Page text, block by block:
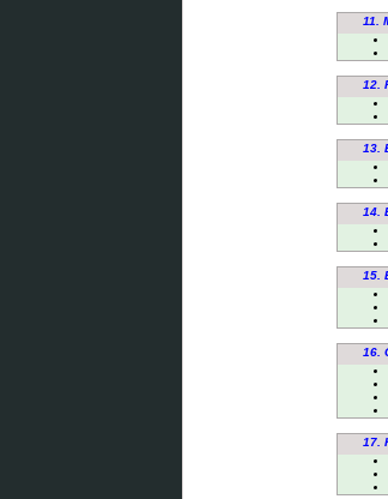
11.
12.
13.
14.
15.
16.
17.